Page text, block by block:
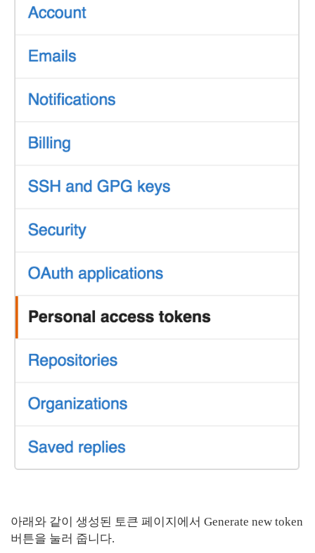
아래와 같이 생성된 토큰 페이지에서 Generate new token
버튼을 눌러 줍니다.